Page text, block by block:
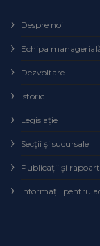
Despre noi
Echipa
Dezvoltare
Istoric
Legislaţie
Secţii şi sucursale
Publicații și
Informații pentru